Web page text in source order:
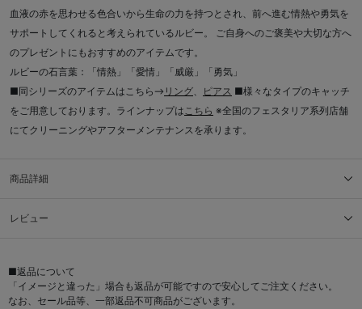
血液の赤を思わせる色合いから生命の力を持つとされ、前へ進む情熱や勇気を
サポートしてくれると考えられているルビー。 ご自身へのご褒美や大切な方へ
のプレゼントにもおすすめのアイテムです。
ルビーの石言葉：「情熱」「愛情」「威厳」「勇気」
■同シリーズのアイテムはこちら→ リング ピアス ■様々なタイプのキャッチ
をご用意しております。ラインナップは こちら ※全国のフェスタリア系列店舗
にてクリーニングやアフターメンテナンスを承ります。
商品詳細
レビュー
■返品について
「イメージと違った」場合も返品が可能ですので安心してご注文ください。
なお、セール品等、一部返品不可商品がございます。